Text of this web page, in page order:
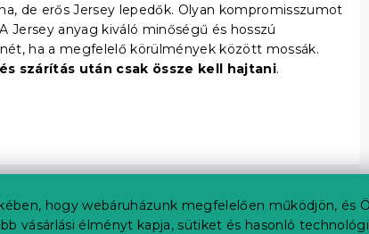
hogy webáruházunk megfelelően működjön, és
vásárlási élményt kapja, sütiket és hasonló
de erős Jersey lepedők. Olyan kompromisszumot
Jersey anyag kiváló minőségű és hosszú
ha a megfelelő körülmények között mossák.
szárítás után csak össze kell hajtani.